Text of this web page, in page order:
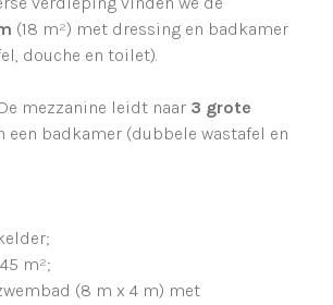
(18 m²) met dressing en badkamer
douche en toilet).
mezzanine leidt naar 3 grote
een badkamer (dubbele wastafel en
m²;
(8 m x 4 m) met